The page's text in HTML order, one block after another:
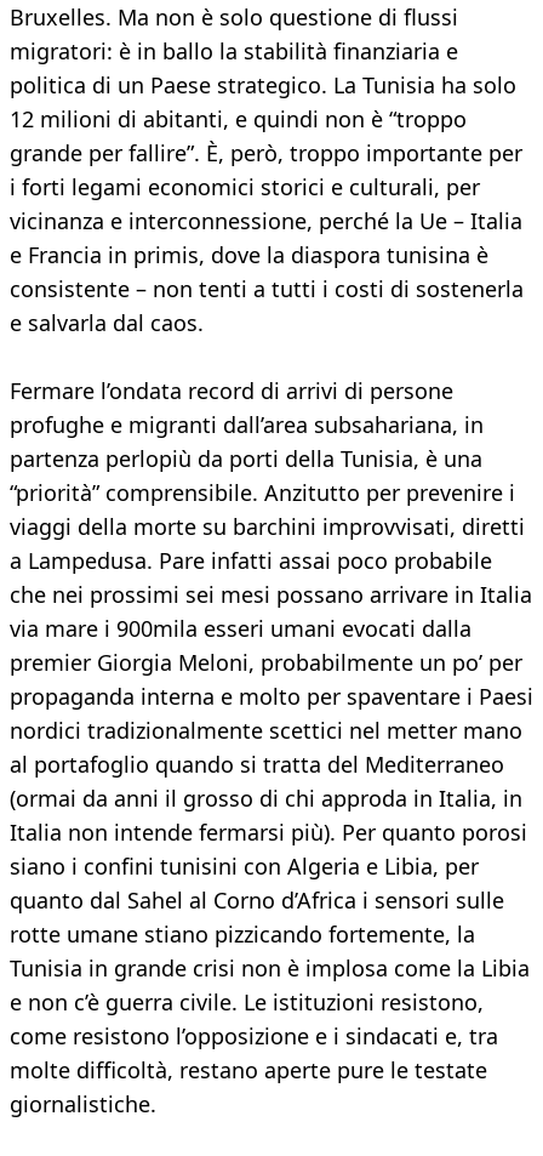
Bruxelles. Ma non è solo questione di flussi
migratori: è in ballo la stabilità finanziaria e
politica di un Paese strategico. La Tunisia ha solo
12 milioni di abitanti, e quindi non è “troppo
grande per fallire”. È, però, troppo importante per
i forti legami economici storici e culturali, per
vicinanza e interconnessione, perché la Ue – Italia
e Francia in primis, dove la diaspora tunisina è
consistente – non tenti a tutti i costi di sostenerla
e salvarla dal caos.
Fermare l’ondata record di arrivi di persone
profughe e migranti dall’area subsahariana, in
partenza perlopiù da porti della Tunisia, è una
“priorità” comprensibile. Anzitutto per prevenire i
viaggi della morte su barchini improvvisati, diretti
a Lampedusa. Pare infatti assai poco probabile
che nei prossimi sei mesi possano arrivare in Italia
via mare i 900mila esseri umani evocati dalla
premier Giorgia Meloni, probabilmente un po’ per
propaganda interna e molto per spaventare i Paesi
nordici tradizionalmente scettici nel metter mano
al portafoglio quando si tratta del Mediterraneo
(ormai da anni il grosso di chi approda in Italia, in
Italia non intende fermarsi più). Per quanto porosi
siano i confini tunisini con Algeria e Libia, per
quanto dal Sahel al Corno d’Africa i sensori sulle
rotte umane stiano pizzicando fortemente, la
Tunisia in grande crisi non è implosa come la Libia
e non c’è guerra civile. Le istituzioni resistono,
come resistono l’opposizione e i sindacati e, tra
molte difficoltà, restano aperte pure le testate
giornalistiche.